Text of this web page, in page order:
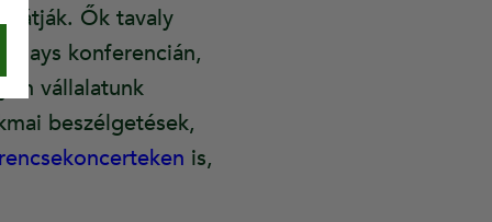
látják. Ők tavaly
Days konferencián,
vállalatunk
beszélgetések,
is,